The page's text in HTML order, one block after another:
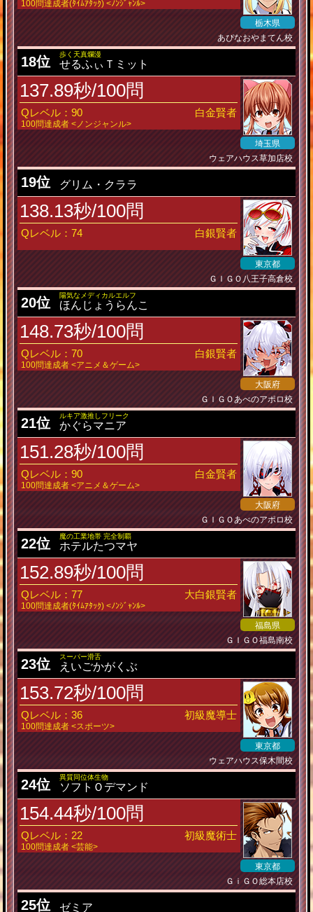
100問達成者(ﾀｲﾑｱﾀｯｸ) <ﾉﾝｼﾞｬﾝﾙ>
栃木県
あぴなおやまてん校
18位 歩く天真爛漫
せるふぃＴミット
137.89秒/100問
Qレベル：90 白金賢者
100問達成者 <ノンジャンル>
埼玉県
ウェアハウス草加店校
19位 グリム・クララ
138.13秒/100問
Qレベル：74 白銀賢者
東京都
ＧＩＧＯ八王子高倉校
20位 陽気なメディカルエルフ
ほんじょうらんこ
148.73秒/100問
Qレベル：70 白銀賢者
100問達成者 <アニメ＆ゲーム>
大阪府
ＧＩＧＯあべのアポロ校
21位 ルキア激推しフリーク
かぐらマニア
151.28秒/100問
Qレベル：90 白金賢者
100問達成者 <アニメ＆ゲーム>
大阪府
ＧＩＧＯあべのアポロ校
22位 魔の工業地帯 完全制覇
ホテルたつマヤ
152.89秒/100問
Qレベル：77 大白銀賢者
100問達成者(ﾀｲﾑｱﾀｯｸ) <ﾉﾝｼﾞｬﾝﾙ>
福島県
ＧＩＧＯ福島南校
23位 スーパー滑舌
えいごかがくぶ
153.72秒/100問
Qレベル：36 初級魔導士
100問達成者 <スポーツ>
東京都
ウェアハウス保木間校
24位 異質同位体生物
ソフトＯデマンド
154.44秒/100問
Qレベル：22 初級魔術士
100問達成者 <芸能>
東京都
ＧｉＧＯ総本店校
25位 ゼミア